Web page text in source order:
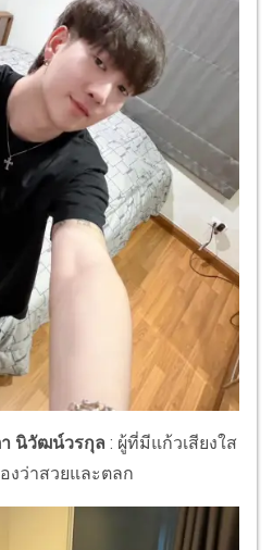
นิวัฒน์วรกุล : ผู้ที่มีแก้วเสียงใส
งว่าสวยและตลก